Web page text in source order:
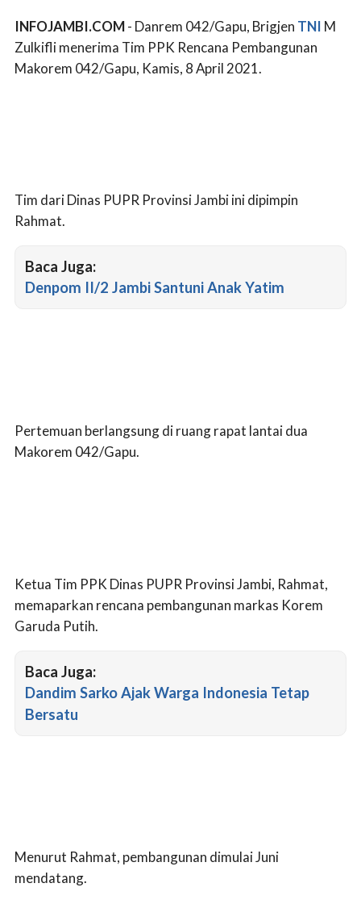
INFOJAMBI.COM- Danrem 042/Gapu, Brigjen TNI M
Zulkifli menerima Tim PPK Rencana Pembangunan
Makorem 042/Gapu, Kamis, 8 April 2021.
Tim dari Dinas PUPR Provinsi Jambi ini dipimpin
Rahmat.
Baca Juga:
Denpom II/2 Jambi Santuni Anak Yatim
Pertemuan berlangsung di ruang rapat lantai dua
Makorem 042/Gapu.
Ketua Tim PPK Dinas PUPR Provinsi Jambi, Rahmat,
memaparkan rencana pembangunan markas Korem
Garuda Putih.
Baca Juga:
Dandim Sarko Ajak Warga Indonesia Tetap
Bersatu
Menurut Rahmat, pembangunan dimulai Juni
mendatang.